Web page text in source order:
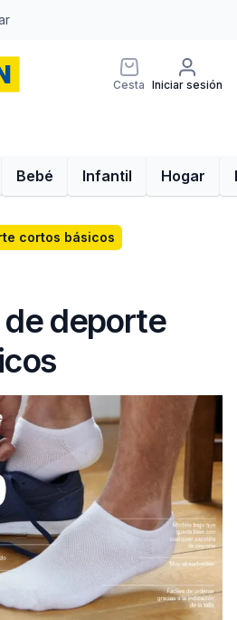
Cesta Iniciar sesión
Bebé Infantil Hogar
cortos básicos
deporte